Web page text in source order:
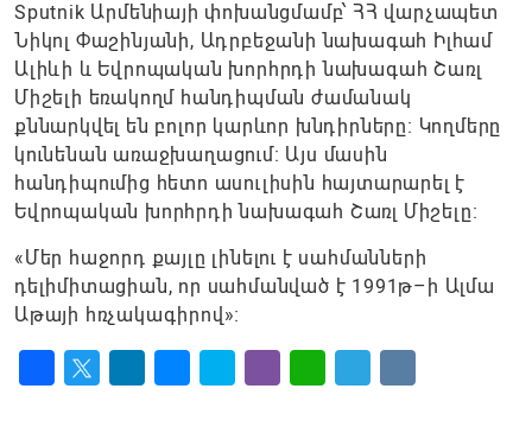
Sputnik Արմենիայի փոխանցմամբ՝ ՀՀ վարչապետ
Նիկոլ Փաշինյանի, Ադրբեջանի նախագահ Իլհամ
Ալիևի և Եվրոպական խորհրդի նախագահ Շառլ
Միշելի եռակողմ հանդիպման ժամանակ
քննարկվել են բոլոր կարևոր խնդիրները։ Կողմերը
կունենան առաջխաղացում։ Այս մասին
հանդիպումից հետո ասուլիսին հայտարարել է
Եվրոպական խորհրդի նախագահ Շառլ Միշելը։
«Մեր հաջորդ քայլը լինելու է սահմանների
դելիմիտացիան, որ սահմանված է 1991թ–ի Ալմա
Աթայի հռչակագիրով»։